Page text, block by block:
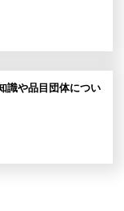
識や品目団体につい